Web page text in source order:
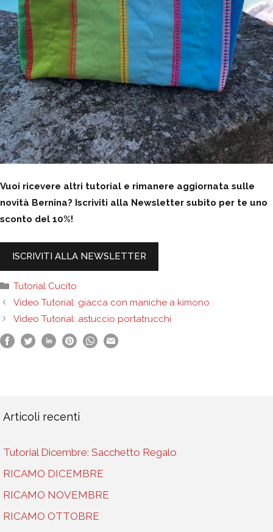
Vuoi ricevere altri tutorial e rimanere aggiornata sulle
novità Bernina? Iscriviti alla Newsletter subito per te uno
sconto del 10%!
ISCRIVITI ALLA NEWSLETTER
Categorie
Tutorial Cucito
Video Tutorial: giacca con maniche a kimono
Video Tutorial: astuccio portatrucchi
Articoli recenti
Tutorial Dicembre: Sacchetto Regalo
RICAMO DICEMBRE
RICAMO NOVEMBRE
RICAMO OTTOBRE